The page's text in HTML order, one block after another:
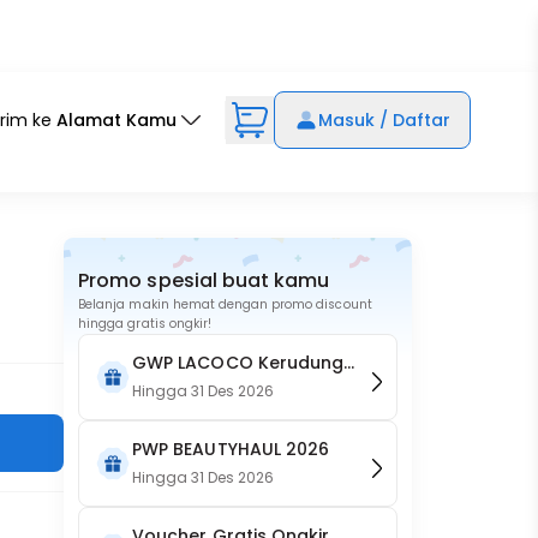
ke Alamat Kamu Masuk / Daftar
Promo spesial buat kamu
Belanja makin hemat dengan promo discount
hingga gratis ongkir!
GWP LACOCO Kerudung
Napocut
Hingga31 Des 2026
PWP BEAUTYHAUL 2026
Hingga31 Des 2026